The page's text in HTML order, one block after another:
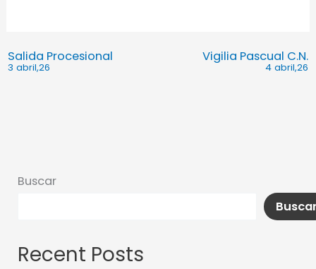
Salida Procesional
3 abril,26
Vigilia Pascual C.N.
4 abril,26
Buscar
Recent Posts